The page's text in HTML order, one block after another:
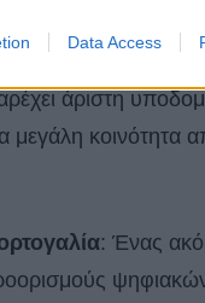
Data Access
άριστη
μεγάλη κοινότητα
: Ένας